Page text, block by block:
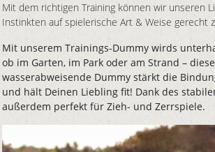
Mit dem richtigen Training können wir unseren
Instinkten auf spielerische Art & Weise gerecht
Mit unserem Trainings-Dummy wirds
ob im Garten, im Park oder am Strand –
wasserabweisende Dummy stärkt die
und hält Deinen Liebling fit! Dank des
außerdem perfekt für Zieh- und Zerrspiele.